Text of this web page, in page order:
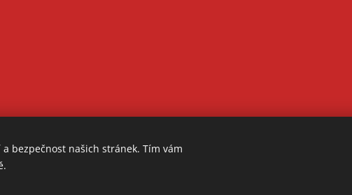
© 2026 - Elixír do škol, z. ú. | Olbrachtova 1929/62 | 140 00
bezpečnost našich stránek. Tím vám